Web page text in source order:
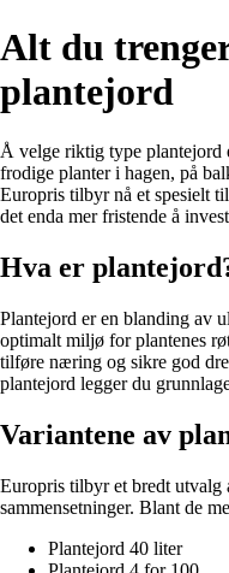
Alt du
plantejord
Å velge riktig type plantejord
frodige planter i hagen, på
Europris tilbyr nå et spesielt
det enda mer fristende å
Hva er
Plantejord er en blanding av
optimalt miljø for plantenes
tilføre næring og sikre god
plantejord legger du
Variantene av
Europris tilbyr et bredt utvalg
sammensetninger. Blant de
Plantejord 40 liter